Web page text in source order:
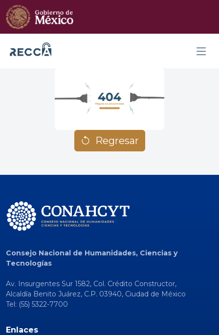
Regresar
Consejo Nacional de Humanidades, Ciencias y
Tecnologías
Av. Insurgentes Sur 1582, Col. Crédito Constructor,
Alcaldía Benito Juárez, C.P. 03940, Ciudad de México
Tel: (55) 5322-7700
Enlaces